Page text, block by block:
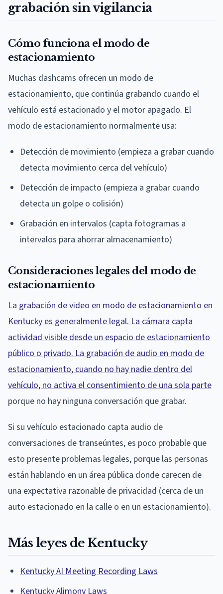
grabación sin vigilancia
Cómo funciona el modo de
estacionamiento
Muchas dashcams ofrecen un modo de
estacionamiento, que continúa grabando cuando el
vehículo está estacionado y el motor apagado. El
modo de estacionamiento normalmente usa:
Detección de movimiento (empieza a grabar cuando
detecta movimiento cerca del vehículo)
Detección de impacto (empieza a grabar cuando
detecta un golpe o colisión)
Grabación en intervalos (capta fotogramas a
intervalos para ahorrar almacenamiento)
Consideraciones legales del modo de
estacionamiento
La grabación de video en modo de estacionamiento en
Kentucky es generalmente legal. La cámara capta
actividad visible desde un espacio de estacionamiento
público o privado. La grabación de audio en modo de
estacionamiento, cuando no hay nadie dentro del
vehículo, no activa el consentimiento de una sola parte
porque no hay ninguna conversación que grabar.
Si su vehículo estacionado capta audio de
conversaciones de transeúntes, es poco probable que
esto presente problemas legales, porque las personas
están hablando en un área pública donde carecen de
una expectativa razonable de privacidad (cerca de un
auto estacionado en la calle o en un estacionamiento).
Más leyes de Kentucky
Kentucky AI Meeting Recording Laws
Kentucky Alimony Laws